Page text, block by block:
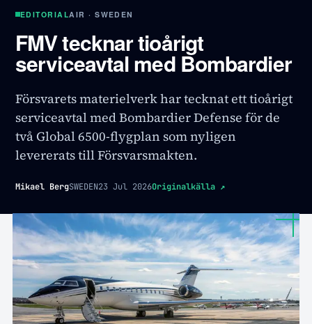
EDITORIALAIR · SWEDEN
FMV tecknar tioårigt
serviceavtal med Bombardier
Försvarets materielverk har tecknat ett tioårigt
serviceavtal med Bombardier Defense för de
två Global 6500-flygplan som nyligen
levererats till Försvarsmakten.
Mikael BergSWEDEN23 Jul 2026Originalkälla ↗